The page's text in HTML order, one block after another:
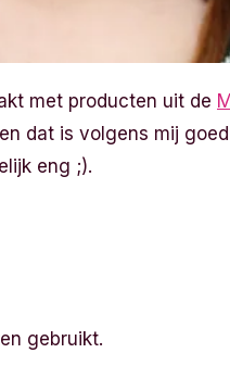
met producten uit de
dat is volgens mij
eng ;).
gebruikt.